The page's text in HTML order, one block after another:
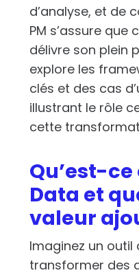
d’analyse, et de
PM s’assure que
délivre son plein
explore les
clés et des cas
illustrant le rôle
cette
Qu’est-
Data et
valeur
Imaginez un outil
transformer des